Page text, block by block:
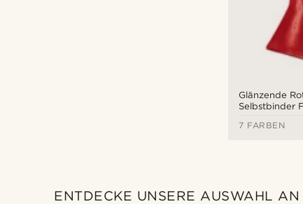
Glänzende
Selbstbinder
7 FARBEN
ENTDECKE UNSERE AUSWAHL